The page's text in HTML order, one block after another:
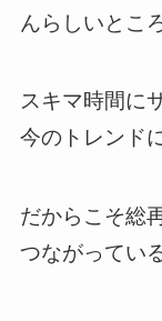
んらしいとこ
スキマ時間に
今のトレンド
だからこそ総
つながってい